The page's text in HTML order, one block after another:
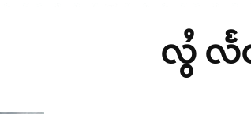
လွႆ လႅ